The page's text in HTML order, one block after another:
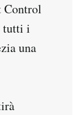
Control
tutti i
una